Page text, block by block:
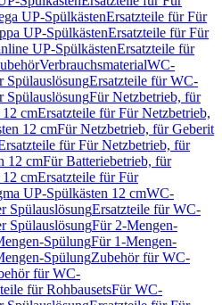
UP-SpülkästenErsatzteile für Für
UP-SpülkästenErsatzteile für Für
UP-SpülkästenErsatzteile für
VerbrauchsmaterialWC-
SpülauslösungErsatzteile für WC-
SpülauslösungFür Netzbetrieb, für
cmErsatzteile für Für Netzbetrieb,
12 cmFür Netzbetrieb, für Geberit
für Für Netzbetrieb, für
12 cmFür Batteriebetrieb, für
cmErsatzteile für Für
UP-Spülkästen 12 cmWC-
SpülauslösungErsatzteile für WC-
SpülauslösungFür 2-Mengen-
SpülungFür 1-Mengen-
SpülungZubehör für WC-
für WC-
für RohbausetsFür WC-